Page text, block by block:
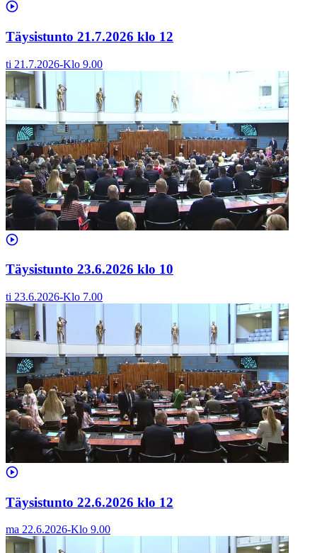
Täysistunto 21.7.2026 klo 12
ti 21.7.2026-Klo 9.00
Täysistunto 23.6.2026 klo 10
ti 23.6.2026-Klo 7.00
Täysistunto 22.6.2026 klo 12
ma 22.6.2026-Klo 9.00